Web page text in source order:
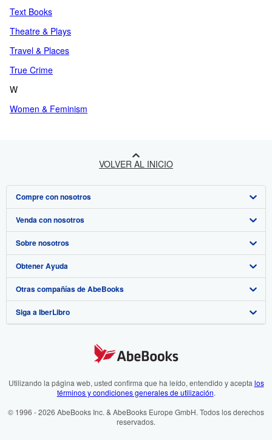
Text Books
Theatre & Plays
Travel & Places
True Crime
W
Women & Feminism
VOLVER AL INICIO
Compre con nosotros
Búsqueda avanzada
Colecciones
Mi cuenta
Mis pedidos
Ver carrito
Venda con nosotros
Comenzar a vender
Únase a nuestro programa de afiliados
Recomiende un vendedor
Sobre nosotros
Sobre IberLibro
Medios
Empleo
Preferencias de cookies
Aviso de cookies
Obtener Ayuda
Preguntas frecuentes y guías
Atención al Cliente
Otras compañías de AbeBooks
AbeBooks.com
AbeBooks.fr
Siga a IberLibro
Utilizando la página web, usted confirma que ha leído, entendido y acepta los
términos y condiciones generales de utilización.
© 1996 - 2026 AbeBooks Inc. & AbeBooks Europe GmbH. Todos los derechos
reservados.